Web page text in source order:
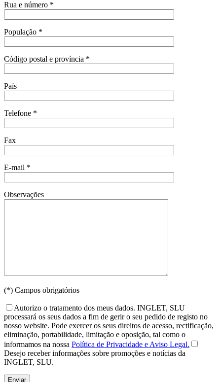
Rua e número *
População *
Código postal e província *
País
Telefone *
Fax
E-mail *
Observações
(*) Campos obrigatórios
Autorizo o tratamento dos meus dados. INGLET, SLU
processará os seus dados a fim de gerir o seu pedido de registo no
nosso website. Pode exercer os seus direitos de acesso, rectificação,
eliminação, portabilidade, limitação e oposição, tal como o
informamos na nossa Política de Privacidade e Aviso Legal.
Desejo receber informações sobre promoções e notícias da
INGLET, SLU.